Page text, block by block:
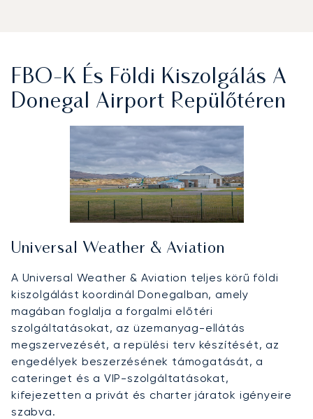
FBO-K És Földi Kiszolgálás A
Donegal Airport Repülőtéren
Universal Weather & Aviation
A Universal Weather & Aviation teljes körű földi
kiszolgálást koordinál Donegalban, amely
magában foglalja a forgalmi előtéri
szolgáltatásokat, az üzemanyag-ellátás
megszervezését, a repülési terv készítését, az
engedélyek beszerzésének támogatását, a
cateringet és a VIP-szolgáltatásokat,
kifejezetten a privát és charter járatok igényeire
szabva.